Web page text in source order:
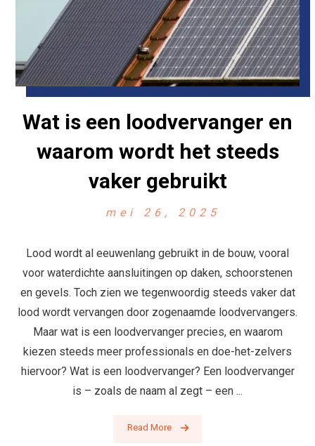
Wat is een loodvervanger en
waarom wordt het steeds
vaker gebruikt
mei 26, 2025
Lood wordt al eeuwenlang gebruikt in de bouw, vooral
voor waterdichte aansluitingen op daken, schoorstenen
en gevels. Toch zien we tegenwoordig steeds vaker dat
lood wordt vervangen door zogenaamde loodvervangers.
Maar wat is een loodvervanger precies, en waarom
kiezen steeds meer professionals en doe-het-zelvers
hiervoor? Wat is een loodvervanger? Een loodvervanger
is – zoals de naam al zegt – een ...
Read More